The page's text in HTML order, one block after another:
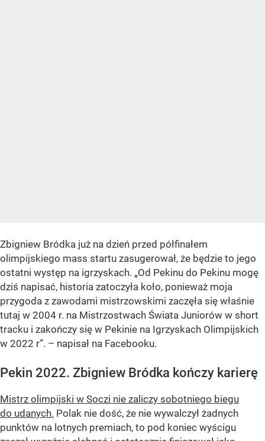
Zbigniew Bródka już na dzień przed półfinałem
olimpijskiego mass startu zasugerował, że będzie to jego
ostatni występ na igrzyskach. „Od Pekinu do Pekinu mogę
dziś napisać, historia zatoczyła koło, ponieważ moja
przygoda z zawodami mistrzowskimi zaczęła się właśnie
tutaj w 2004 r. na Mistrzostwach Świata Juniorów w short
tracku i zakończy się w Pekinie na Igrzyskach Olimpijskich
w 2022 r”. – napisał na Facebooku.
Pekin 2022. Zbigniew Bródka kończy karierę
Mistrz olimpijski w Soczi nie zaliczy sobotniego biegu
do udanych. Polak nie dość, że nie wywalczył żadnych
punktów na lotnych premiach, to pod koniec wyścigu